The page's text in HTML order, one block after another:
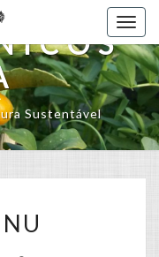
Sustentável